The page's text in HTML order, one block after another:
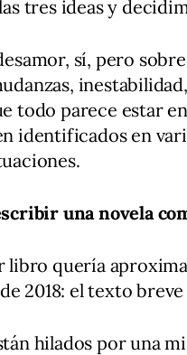
tres ideas y
sí, pero
todo parece estar
identificados en
una novela
libro quería
2018: el texto
hilados por una